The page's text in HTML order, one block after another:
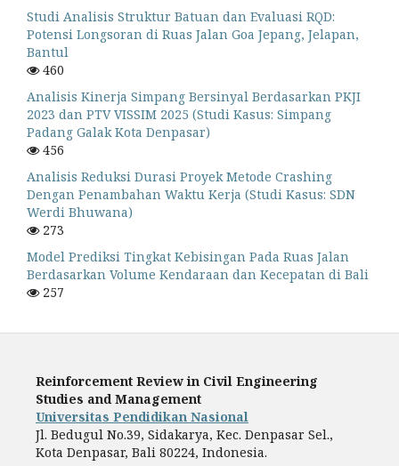
Studi Analisis Struktur Batuan dan Evaluasi RQD:
Potensi Longsoran di Ruas Jalan Goa Jepang, Jelapan,
Bantul
460
Analisis Kinerja Simpang Bersinyal Berdasarkan PKJI
2023 dan PTV VISSIM 2025 (Studi Kasus: Simpang
Padang Galak Kota Denpasar)
456
Analisis Reduksi Durasi Proyek Metode Crashing
Dengan Penambahan Waktu Kerja (Studi Kasus: SDN
Werdi Bhuwana)
273
Model Prediksi Tingkat Kebisingan Pada Ruas Jalan
Berdasarkan Volume Kendaraan dan Kecepatan di Bali
257
Reinforcement Review in Civil Engineering
Studies and Management
Universitas Pendidikan Nasional
Jl. Bedugul No.39, Sidakarya, Kec. Denpasar Sel.,
Kota Denpasar, Bali 80224, Indonesia.